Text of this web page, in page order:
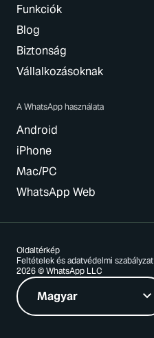
Funkciók
Blog
Biztonság
Vállalkozásoknak
A WhatsApp használata
Android
iPhone
Mac/PC
WhatsApp Web
2026 © WhatsApp LLC
Feltételek és adatvédelmi szabályzat
Oldaltérkép